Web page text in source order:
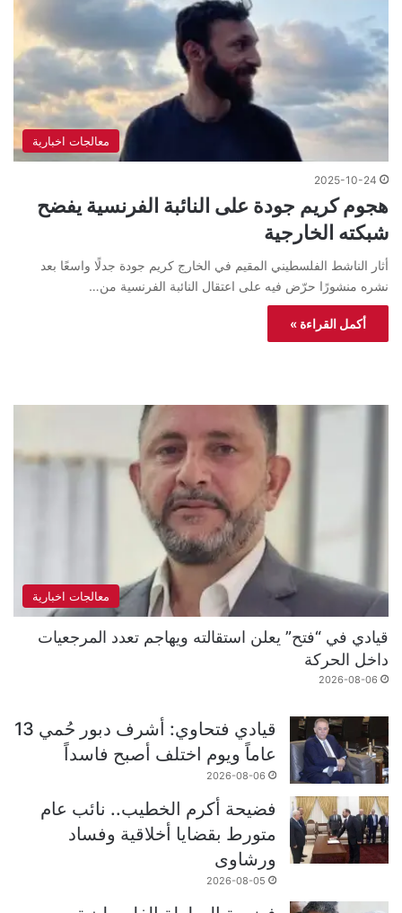
معالجات اخبارية
2025-10-24
هجوم كريم جودة على النائبة الفرنسية يفضح
شبكته الخارجية
أثار الناشط الفلسطيني المقيم في الخارج كريم جودة جدلًا واسعًا بعد
نشره منشورًا حرّض فيه على اعتقال النائبة الفرنسية من…
أكمل القراءة »
معالجات اخبارية
قيادي في “فتح” يعلن استقالته ويهاجم تعدد المرجعيات
داخل الحركة
2026-08-06
قيادي فتحاوي: أشرف دبور حُمي 13
عاماً ويوم اختلف أصبح فاسداً
2026-08-06
فضيحة أكرم الخطيب.. نائب عام
متورط بقضايا أخلاقية وفساد
ورشاوى
2026-08-05